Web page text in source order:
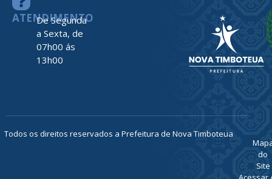
ATENDIMENTO
De Segunda
a Sexta, de
07h00 ás
13h00
Todos os direitos reservados a Prefeitura de Nova Timboteua
do
Site